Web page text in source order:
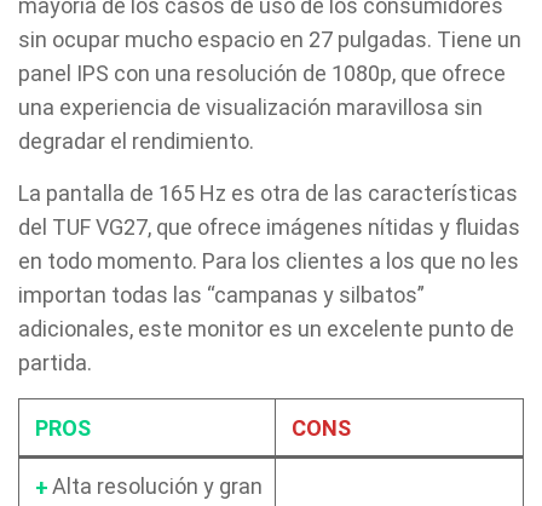
mayoría de los casos de uso de los consumidores
sin ocupar mucho espacio en 27 pulgadas. Tiene un
panel IPS con una resolución de 1080p, que ofrece
una experiencia de visualización maravillosa sin
degradar el rendimiento.
La pantalla de 165 Hz es otra de las características
del TUF VG27, que ofrece imágenes nítidas y fluidas
en todo momento. Para los clientes a los que no les
importan todas las “campanas y silbatos”
adicionales, este monitor es un excelente punto de
partida.
PROS CONS
+Alta resolución y gran